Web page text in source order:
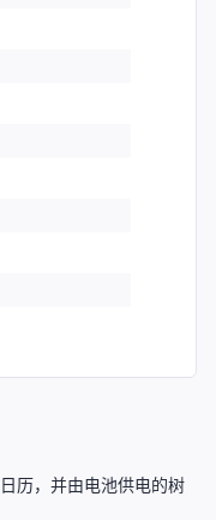
历，并由电池供电的树